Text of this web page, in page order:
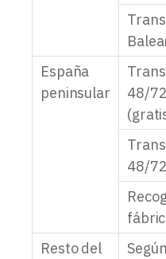
España
peninsular
48/
48/
Resto del
Según